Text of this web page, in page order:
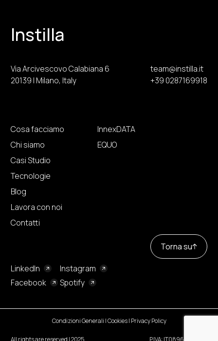
Instilla
Via Arcivescovo Calabiana 6
20139 | Milano, Italy
team@instilla.it
+39 0287169918
Cosa facciamo
Chi siamo
Casi Studio
Tecnologie
Blog
Lavora con noi
Contatti
InnexDATA
EQUO
LinkedIn
Instagram
Facebook
Spotify
Torna su
Condizioni Generali |Cookies| Privacy Policy
All rights are reserved | 2025 P.IVA: IT08961440966